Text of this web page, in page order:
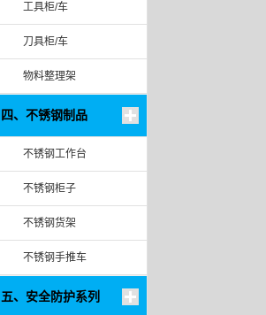
工具柜/车
刀具柜/车
物料整理架
四、不锈钢制品
不锈钢工作台
不锈钢柜子
不锈钢货架
不锈钢手推车
五、安全防护系列